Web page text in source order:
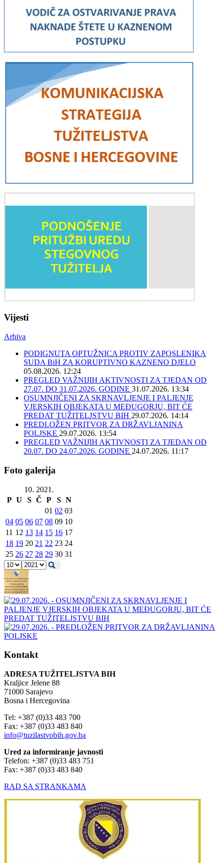
Vijesti
Arhiva
PODIGNUTA OPTUŽNICA PROTIV ZAPOSLENIKA
SUDA BiH ZA KORUPTIVNO KAZNENO DJELO
05.08.2026. 12:24
PREGLED VAŽNIJIH AKTIVNOSTI ZA TJEDAN OD
27.07. DO 31.07.2026. GODINE 31.07.2026. 13:34
OSUMNJIČENI ZA SKRNAVLJENJE I PALJENJE
VJERSKIH OBJEKATA U MEĐUGORJU, BIT ĆE
PREDAT TUŽITELJSTVU BIH 29.07.2026. 14:14
PREDLOŽEN PRITVOR ZA DRŽAVLJANINA
POLJSKE 29.07.2026. 13:54
PREGLED VAŽNIJIH AKTIVNOSTI ZA TJEDAN OD
20.07. DO 24.07.2026. GODINE 24.07.2026. 11:17
Foto galerija
10. 2021.
P U S Č P S N
01 02 03
04 05 06 07 08 09 10
11 12 13 14 15 16 17
18 19 20 21 22 23 24
25 26 27 28 29 30 31
Kontakt
ADRESA TUŽITELJSTVA BIH
Kraljice Jelene 88
71000 Sarajevo
Bosna i Hercegovina
Tel: +387 (0)33 483 700
Fax: +387 (0)33 483 840
info@tuzilastvobih.gov.ba
Ured za informiranje javnosti
Telefon: +387 (0)33 483 751
Fax: +387 (0)33 483 840
RAD SA STRANKAMA